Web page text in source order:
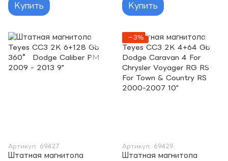
Купить Купить
Артикул: 69427
Штатная магнитола
−3%
Артикул: 69429
Штатная магнитола